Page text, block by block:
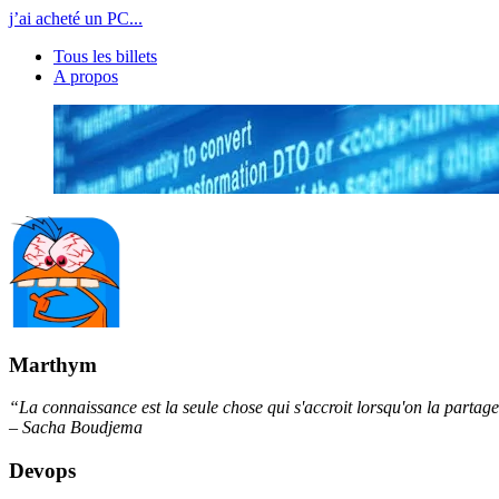
j’ai acheté un PC...
Tous les billets
A propos
Marthym
“La connaissance est la seule chose qui s'accroit lorsqu'on la
– Sacha Boudjema
Devops